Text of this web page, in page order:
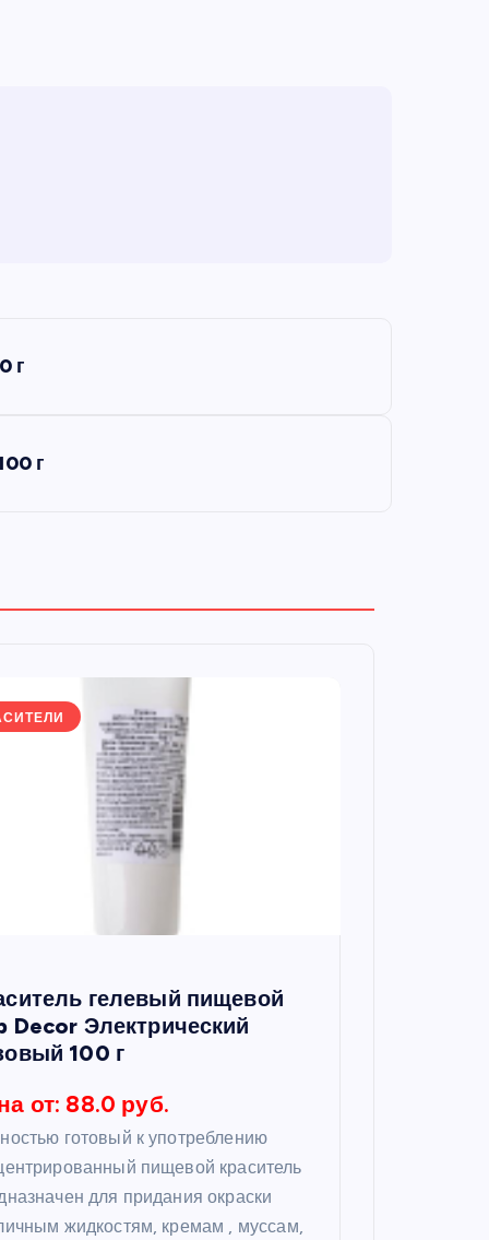
г
г
гелевый пищевой
Decor Электрический
100 г
от: 88.0 руб.
готовый к употреблению
пищевой краситель
для придания окраски
жидкостям, кремам , муссам,